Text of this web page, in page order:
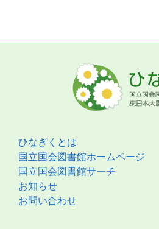
ひなぎくとは
国立国会図書館ホームページ
国立国会図書館サーチ
お知らせ
お問い合わせ